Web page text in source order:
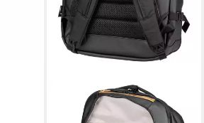
Rucksack Mundo Proof Carry-